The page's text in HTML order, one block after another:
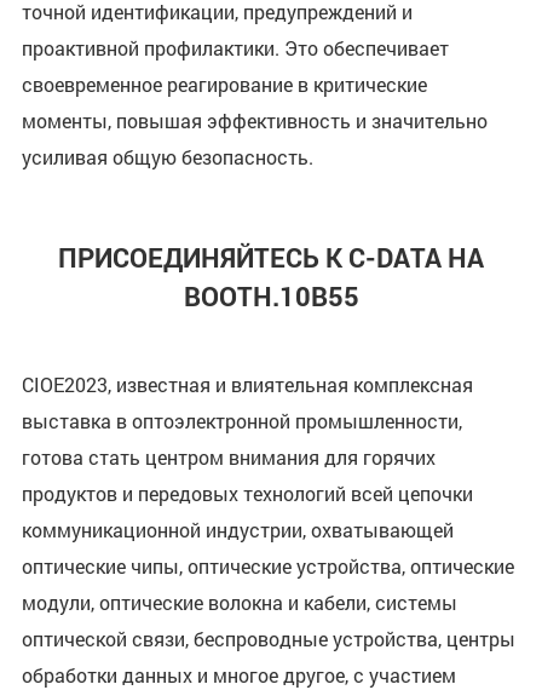
точной идентификации, предупреждений и
проактивной профилактики. Это обеспечивает
своевременное реагирование в критические
моменты, повышая эффективность и значительно
усиливая общую безопасность.
ПРИСОЕДИНЯЙТЕСЬ К C-DATA НА
BOOTH.10B55
CIOE2023, известная и влиятельная комплексная
выставка в оптоэлектронной промышленности,
готова стать центром внимания для горячих
продуктов и передовых технологий всей цепочки
коммуникационной индустрии, охватывающей
оптические чипы, оптические устройства, оптические
модули, оптические волокна и кабели, системы
оптической связи, беспроводные устройства, центры
обработки данных и многое другое, с участием